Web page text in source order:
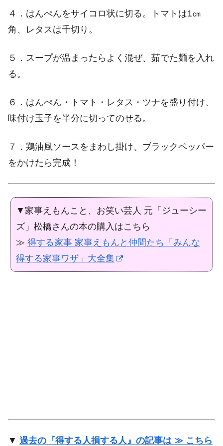
４．はんぺんをサイコロ状に切る。トマトは1㎝
角、レタスは千切り。
５．スープが温まったらよく混ぜ、茹でた麺を入れ
る。
６．はんぺん・トマト・レタス・ツナを盛り付け、
味付け玉子を半分に切ってのせる。
７．鶏油風ソースをまわし掛け、ブラックペッパー
をかけたら完成！
▼家事えもんこと、お笑い芸人 元「ジューシー
ズ」松橋さんの本の購入はこちら
≫ 得する家事 家事えもんと仲間たち「みんな
得する家事ワザ」大全集
▼ 過去の『得する人損する人』の記事は ≫ こちら